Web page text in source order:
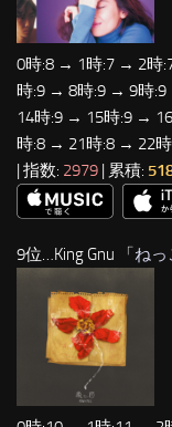
0時:8 → 1時:7 → 2時
時:9 → 8時:9 → 9時
14時:9 → 15時:9 →
時:8 → 21時:8 → 22
| 指数: 2979 | 累積:
9位…King Gnu 「ねっ